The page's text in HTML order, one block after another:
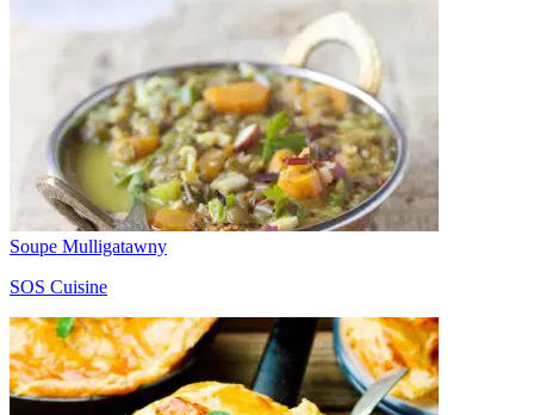
Soupe Mulligatawny
SOS Cuisine